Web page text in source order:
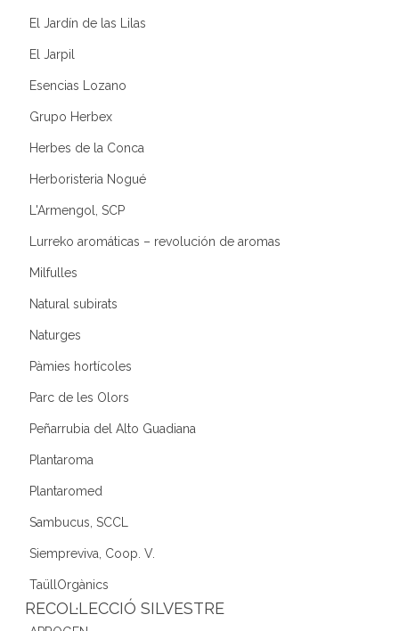
El Jardín de las Lilas
El Jarpil
Esencias Lozano
Grupo Herbex
Herbes de la Conca
Herboristeria Nogué
L'Armengol, SCP
Lurreko aromáticas – revolución de aromas
Milfulles
Natural subirats
Naturges
Pàmies hortícoles
Parc de les Olors
Peñarrubia del Alto Guadiana
Plantaroma
Plantaromed
Sambucus, SCCL
Siempreviva, Coop. V.
TaüllOrgànics
RECOL·LECCIÓ SILVESTRE